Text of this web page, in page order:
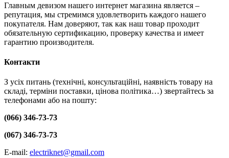
Главным девизом нашего интернет магазина является –
репутация, мы стремимся удовлетворить каждого нашего
покупателя. Нам доверяют, так как наш товар проходит
обязательную сертификацию, проверку качества и имеет
гарантию производителя.
Контакти
З усіх питань (технічні, консультаційні, наявність товару на
складі, терміни поставки, цінова політика…) звертайтесь за
телефонами або на пошту:
(066) 346-73-73
(067) 346-73-73
E-mail: electriknet@gmail.com